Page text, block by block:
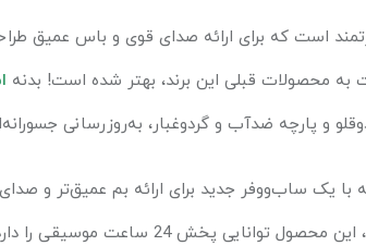
است که برای ارائه صدای قوی و باس عمیق
به محصولات قبلی این برند، بهتر شده است! بدنه‌
و پارچه‌ ضدآب و گردوغبار، به‌روزرسانی
یک ساب‌ووفر جدید برای ارائه بم عمیق‌تر و
همراه با کاهش اعوجاج صدا تجهیز شده است. همچنین،